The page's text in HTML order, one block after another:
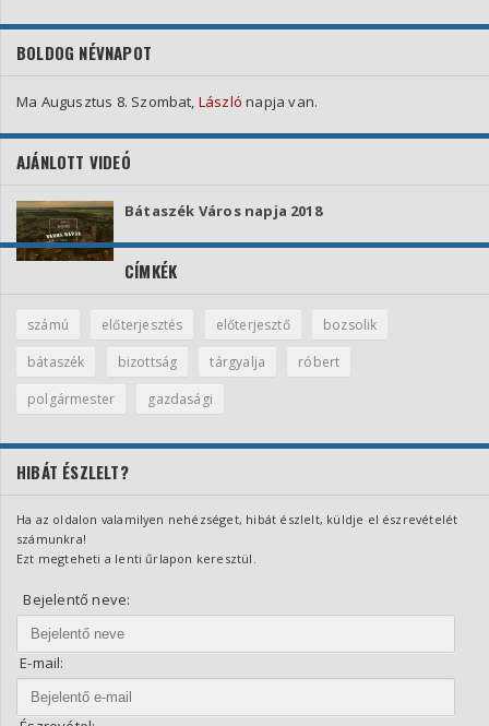
BOLDOG NÉVNAPOT
Ma Augusztus 8. Szombat, László napja van.
AJÁNLOTT VIDEÓ
Bátaszék Város napja 2018
CÍMKÉK
számú előterjesztés előterjesztő
bozsolik
bátaszék
bizottság tárgyalja
róbert
polgármester
gazdasági
HIBÁT ÉSZLELT?
Ha az oldalon valamilyen nehézséget, hibát észlelt, küldje el észrevételét
számunkra!
Ezt megteheti a lenti űrlapon keresztül.
Bejelentő neve:
E-mail: